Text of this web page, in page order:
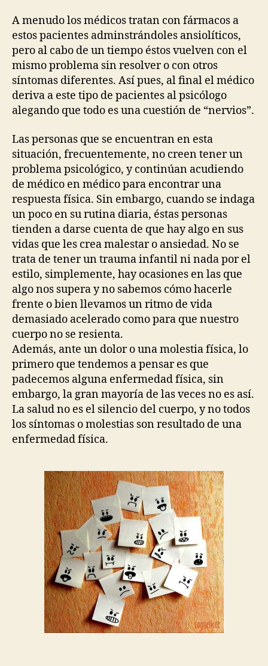
A menudo los médicos tratan con fármacos a
estos pacientes adminstrándoles ansiolíticos,
pero al cabo de un tiempo éstos vuelven con el
mismo problema sin resolver o con otros
síntomas diferentes. Así pues, al final el médico
deriva a este tipo de pacientes al psicólogo
alegando que todo es una cuestión de “nervios”.
Las personas que se encuentran en esta
situación, frecuentemente, no creen tener un
problema psicológico, y continúan acudiendo
de médico en médico para encontrar una
respuesta física. Sin embargo, cuando se indaga
un poco en su rutina diaria, éstas personas
tienden a darse cuenta de que hay algo en sus
vidas que les crea malestar o ansiedad. No se
trata de tener un trauma infantil ni nada por el
estilo, simplemente, hay ocasiones en las que
algo nos supera y no sabemos cómo hacerle
frente o bien llevamos un ritmo de vida
demasiado acelerado como para que nuestro
cuerpo no se resienta.
Además, ante un dolor o una molestia física, lo
primero que tendemos a pensar es que
padecemos alguna enfermedad física, sin
embargo, la gran mayoría de las veces no es así.
La salud no es el silencio del cuerpo, y no todos
los síntomas o molestias son resultado de una
enfermedad física.